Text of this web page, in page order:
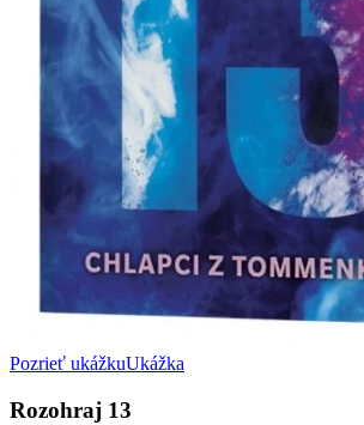
Pozrieť ukážkuUkážka
Rozohraj 13